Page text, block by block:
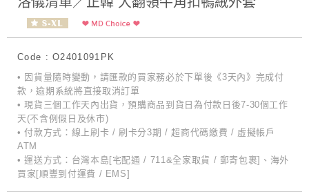
Code : O2401091PK
• 因貨量隨時變動，請匯款的買家務必於下單後《3天內》完成付
款，逾期系統將直接取消訂單
• 現貨三個工作天內出貨，預購商品到貨日為付款日後7-30個工作
天(不含例假日及休市)
• 付款方式：線上刷卡 / 刷卡分3期 / 超商代碼繳費 / 虛擬帳戶
ATM
• 運送方式：台灣本島[宅配通 / 711&全家取貨 / 郵寄包裹]、海外
買家[順豐到付運費 / EMS]